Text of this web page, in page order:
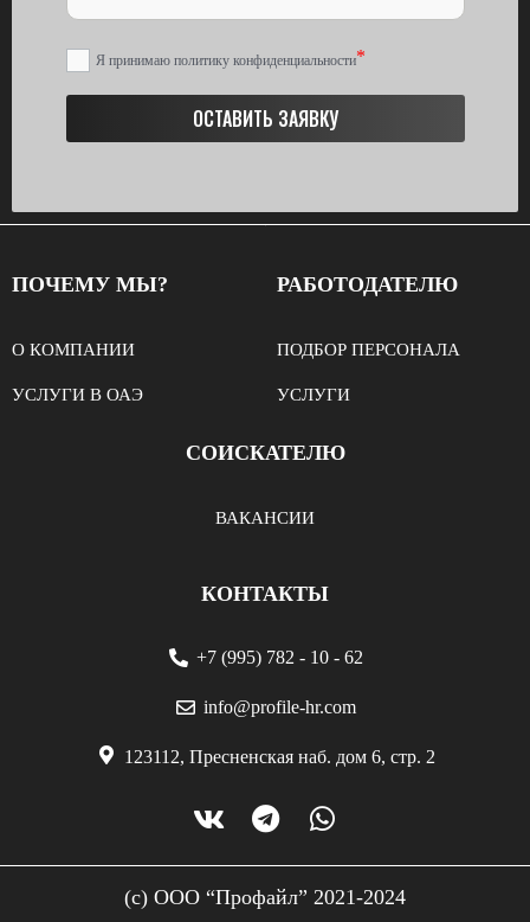
Я принимаю политику конфиденциальности
ОСТАВИТЬ ЗАЯВКУ
ПОЧЕМУ МЫ?
О КОМПАНИИ
УСЛУГИ В ОАЭ
РАБОТОДАТЕЛЮ
ПОДБОР ПЕРСОНАЛА
УСЛУГИ
СОИСКАТЕЛЮ
ВАКАНСИИ
КОНТАКТЫ
+7 (995) 782 - 10 - 62
info@profile-hr.com
123112, Пресненская наб. дом 6, стр. 2
(с) ООО “Профайл” 2021-2024